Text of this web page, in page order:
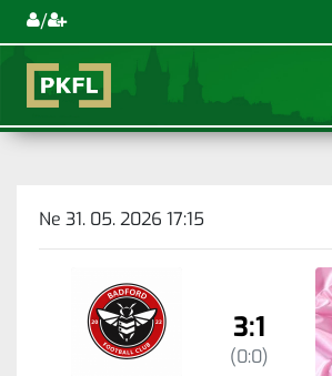
/
Ne 31. 05. 2026 17:15
3:1
(0:0)